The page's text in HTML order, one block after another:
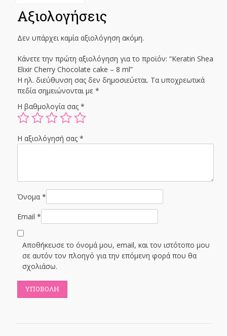
Αξιολογήσεις
Δεν υπάρχει καμία αξιολόγηση ακόμη.
Κάνετε την πρώτη αξιολόγηση για το προϊόν: “Keratin Shea
Elixir Cherry Chocolate cake – 8 ml”
Η ηλ. διεύθυνση σας δεν δημοσιεύεται. Τα υποχρεωτικά
πεδία σημειώνονται με *
Η βαθμολογία σας *
Η αξιολόγησή σας *
Όνομα *
Email *
Αποθήκευσε το όνομά μου, email, και τον ιστότοπο μου
σε αυτόν τον πλοηγό για την επόμενη φορά που θα
σχολιάσω.